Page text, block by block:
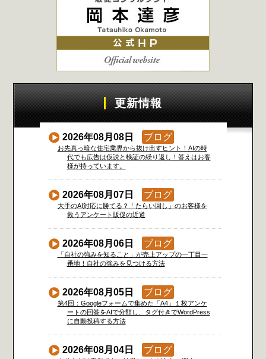
更新情報
2026年08月08日 ブログ
お先真っ暗な住宅業界から抜け出すヒント！AIの時
代でも広告は仮説と検証の繰り返し！答えはお客
様が持っています。
2026年08月07日 ブログ
大手のAI対応に勝てる？「たらい回し」のお客様を
救うアンケート販促の近道
2026年08月06日 ブログ
「自社の強みを知ること」が売上アップの一丁目一
番地！自社の強みを見つける方法
2026年08月05日 ブログ
第4回：Googleフォームで集めた「A4」１枚アンケ
ートの回答をAIで分類し、タグ付きでWordPress
に自動投稿する方法
2026年08月04日 ブログ